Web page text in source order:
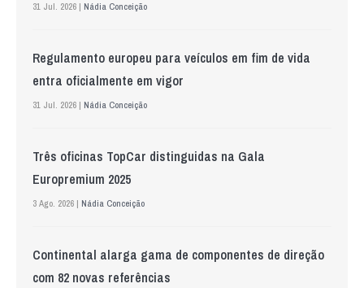
31 Jul. 2026 | Nádia Conceição
Regulamento europeu para veículos em fim de vida
entra oficialmente em vigor
31 Jul. 2026 | Nádia Conceição
Três oficinas TopCar distinguidas na Gala
Europremium 2025
3 Ago. 2026 | Nádia Conceição
Continental alarga gama de componentes de direção
com 82 novas referências